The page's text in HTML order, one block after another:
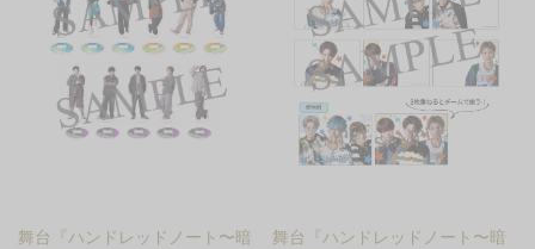
舞台『ハンドレッドノート〜暗
舞台『ハンドレッドノート〜暗